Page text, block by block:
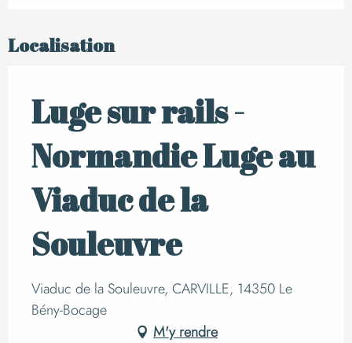
Localisation
Luge sur rails -
Normandie Luge au
Viaduc de la
Souleuvre
Viaduc de la Souleuvre, CARVILLE, 14350 Le
Bény-Bocage
M'y rendre